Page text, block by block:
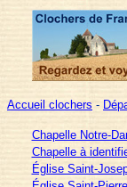
Accueil clochers -
Chapelle Notre-
Chapelle à
Église Saint-